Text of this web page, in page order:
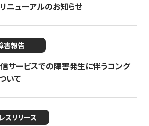
ニューアルのお知らせ
害報告
信サービスでの障害発生に伴うコング
いて
スリリース